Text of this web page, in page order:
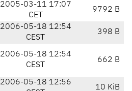
2005-03-11 17:07
CET
9792 B
2006-05-18 12:54
CEST
398 B
2006-05-18 12:54
CEST
662 B
2006-05-18 12:56
10 KiB